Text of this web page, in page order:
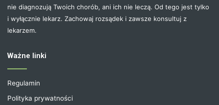
nie diagnozują Twoich chorób, ani ich nie leczą. Od tego jest tylko
i wyłącznie lekarz. Zachowaj rozsądek i zawsze konsultuj z
lekarzem.
Ważne linki
Regulamin
Polityka prywatności